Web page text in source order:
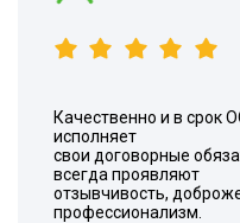
Качественно и в срок
исполняет
свои договорные
всегда проявляют
отзывчивость,
профессионализм.